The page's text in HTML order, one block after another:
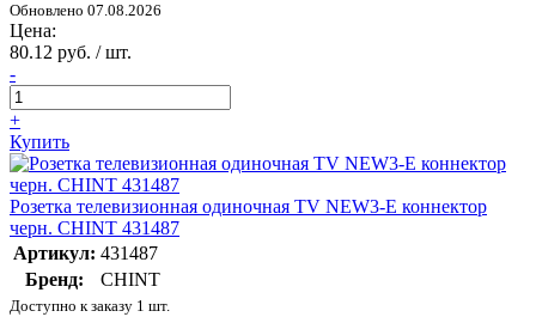
Обновлено 07.08.2026
Цена:
80.12 руб. / шт.
-
+
Купить
Розетка телевизионная одиночная TV NEW3-E коннектор
черн. CHINT 431487
Артикул: 431487
Бренд:
CHINT
Доступно к заказу 1 шт.